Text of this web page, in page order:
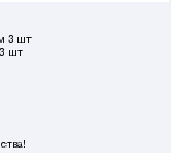
3 шт
шт